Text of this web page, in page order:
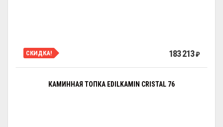
СКИДКА! 183 213₽
КАМИННАЯ ТОПКА EDILKAMIN CRISTAL 76